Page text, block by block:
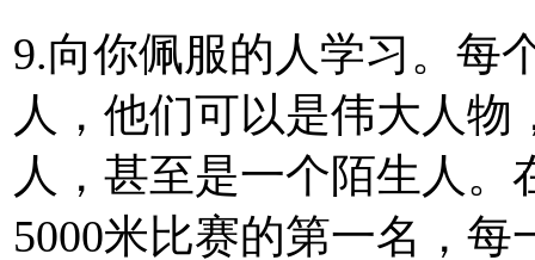
9.向你佩服的人学习。每
人，他们可以是伟大人
人，甚至是一个陌生人
5000米比赛的第一名，